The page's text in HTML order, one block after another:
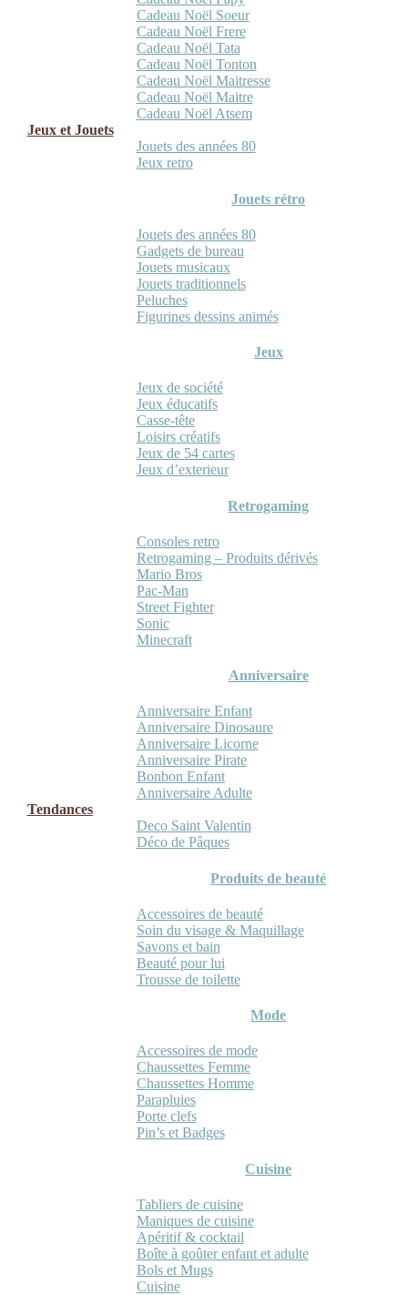
Cadeau Noël Soeur
Cadeau Noël Frere
Cadeau Noël Tata
Cadeau Noël Tonton
Cadeau Noël Maitresse
Cadeau Noël Maitre
Cadeau Noël Atsem
Jeux et Jouets
Jouets des années 80
Jeux retro
Jouets rétro
Jouets des années 80
Gadgets de bureau
Jouets musicaux
Jouets traditionnels
Peluches
Figurines dessins animés
Jeux
Jeux de société
Jeux éducatifs
Casse-tête
Loisirs créatifs
Jeux de 54 cartes
Jeux d’exterieur
Retrogaming
Consoles retro
Retrogaming – Produits dérivés
Mario Bros
Pac-Man
Street Fighter
Sonic
Minecraft
Anniversaire
Anniversaire Enfant
Anniversaire Dinosaure
Anniversaire Licorne
Anniversaire Pirate
Bonbon Enfant
Anniversaire Adulte
Tendances
Deco Saint Valentin
Déco de Pâques
Produits de beauté
Accessoires de beauté
Soin du visage & Maquillage
Savons et bain
Beauté pour lui
Trousse de toilette
Mode
Accessoires de mode
Chaussettes Femme
Chaussettes Homme
Parapluies
Porte clefs
Pin’s et Badges
Cuisine
Tabliers de cuisine
Maniques de cuisine
Apéritif & cocktail
Boîte à goûter enfant et adulte
Bols et Mugs
Cuisine